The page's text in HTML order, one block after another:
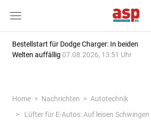
Bestellstart für Dodge Charger: In beiden
Welten auffällig 07.08.2026, 13:51 Uhr
Home Nachrichten
Autotechnik
Lüfter für E-Autos: Auf leisen Schwingen